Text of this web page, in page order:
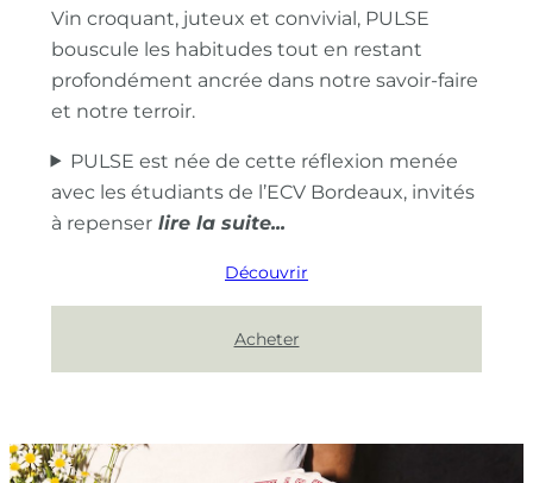
Vin croquant, juteux et convivial, PULSE
bouscule les habitudes tout en restant
profondément ancrée dans notre savoir-faire
et notre terroir.
PULSE est née de cette réflexion menée
avec les étudiants de l’ECV Bordeaux, invités
à repenser
Découvrir
Acheter